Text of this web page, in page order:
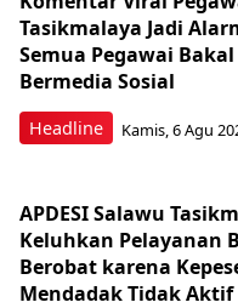
Headline
Tasikmalaya Jadi
Semua Pegawai
Bermedia Sosial
Kamis, 6 Agu
APDESI Salawu
Keluhkan Pelayanan
Berobat karena
Mendadak Tidak Aktif